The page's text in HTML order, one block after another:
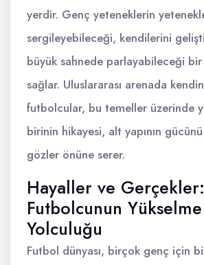
yerdir. Genç yeteneklerin
sergileyebileceği, kendilerini
büyük sahnede parlayabileceği
sağlar. Uluslararası arenada
futbolcular, bu temeller üzerinde
birinin hikayesi, alt yapının
gözler önüne serer.
Hayaller ve Gerçekler:
Futbolcunun Yükselme
Yolculuğu
Futbol dünyası, birçok genç için